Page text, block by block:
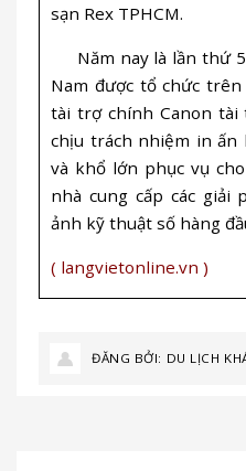
sạn Rex TPHCM.
Năm nay là lần thứ 5
Nam được tổ chức
tài trợ chính Canon
chịu trách nhiệm in ấn
và khổ lớn phục vụ
nhà cung cấp các giải
ảnh kỹ thuật số hàng
( langvietonline.vn )
ĐĂNG BỞI: DU LỊCH